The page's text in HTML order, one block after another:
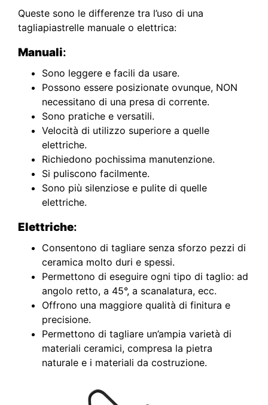
Queste sono le differenze tra l’uso di una
tagliapiastrelle manuale o elettrica:
Manuali:
Sono leggere e facili da usare.
Possono essere posizionate ovunque, NON
necessitano di una presa di corrente.
Sono pratiche e versatili.
Velocità di utilizzo superiore a quelle
elettriche.
Richiedono pochissima manutenzione.
Si puliscono facilmente.
Sono più silenziose e pulite di quelle
elettriche.
Elettriche:
Consentono di tagliare senza sforzo pezzi di
ceramica molto duri e spessi.
Permettono di eseguire ogni tipo di taglio: ad
angolo retto, a 45°, a scanalatura, ecc.
Offrono una maggiore qualità di finitura e
precisione.
Permettono di tagliare un’ampia varietà di
materiali ceramici, compresa la pietra
naturale e i materiali da costruzione.